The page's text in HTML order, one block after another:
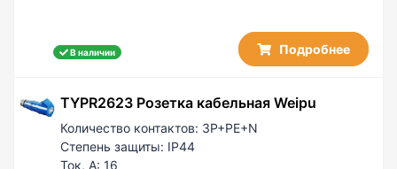
В наличии Подробнее
TYPR2623 Розетка кабельная Weipu
Количество контактов: 3P+PE+N
Степень защиты: IP44
Ток, А: 16